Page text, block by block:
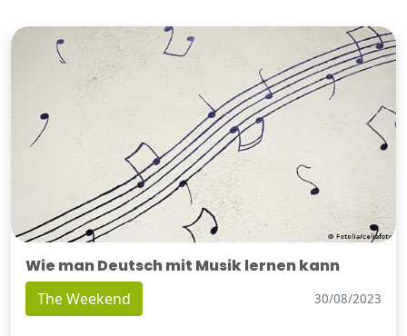
Wie man Deutsch mit Musik lernen kann
The Weekend 30/08/2023